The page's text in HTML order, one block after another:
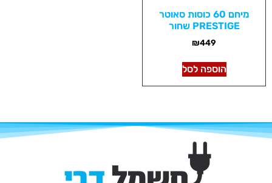
מיחם 60 כוסות סאוטר
PRESTIGE שחור
₪449
הוספה לסל